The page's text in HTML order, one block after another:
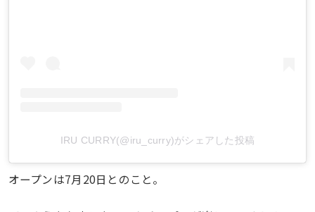
IRU CURRY(@iru_curry)がシェアした投稿
オープンは7月20日とのこと。